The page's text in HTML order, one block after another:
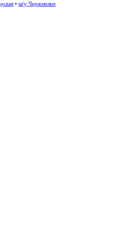
• ш/у Черновское